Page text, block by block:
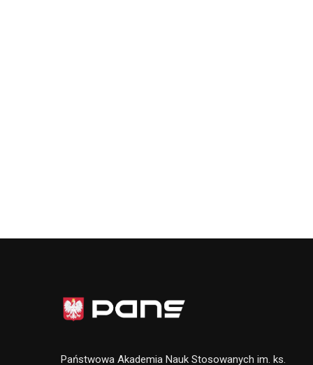
Państwowa Akademia Nauk Stosowanych im. ks.